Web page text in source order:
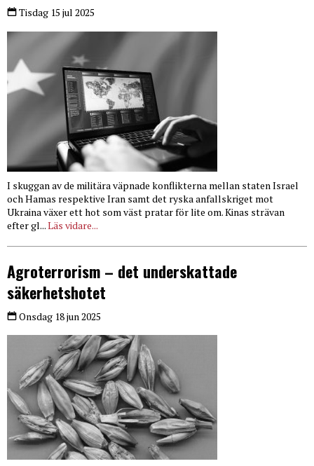
Tisdag 15 jul 2025
I skuggan av de militära väpnade konflikterna mellan staten Israel
och Hamas respektive Iran samt det ryska anfallskriget mot
Ukraina växer ett hot som väst pratar för lite om. Kinas strävan
efter gl...Läs vidare...
Agroterrorism – det underskattade
säkerhetshotet
Onsdag 18 jun 2025